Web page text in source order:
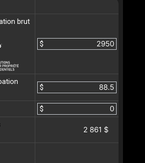
brut
$
$
$
2 861 $